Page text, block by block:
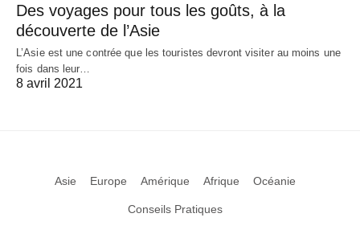
Des voyages pour tous les goûts, à la
découverte de l’Asie
L’Asie est une contrée que les touristes devront visiter au moins une
fois dans leur…
8 avril 2021
Asie Europe Amérique Afrique Océanie
Conseils Pratiques